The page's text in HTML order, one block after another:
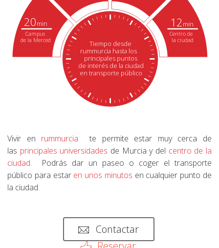
Tiempo desde
rummurcia hasta los
principales puntos
de interés de la ciudad
en transporte público
20min
Campus
de la Merced
12min
Centro de
la ciudad
Vivir en rummurcia te permite estar muy cerca de
las principales universidades de Murcia y del centro de la
ciudad. Podrás dar un paseo o coger el transporte
público para estar en unos minutos en cualquier punto de
la ciudad.
Contactar